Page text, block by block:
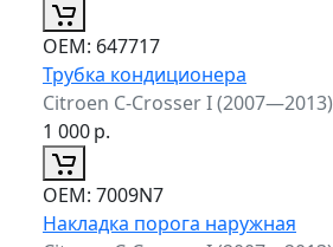
ОЕМ: 647717
Трубка кондиционера
Citroen C-Crosser I (2007—2013)
1 000р.
ОЕМ: 7009N7
Накладка порога наружная